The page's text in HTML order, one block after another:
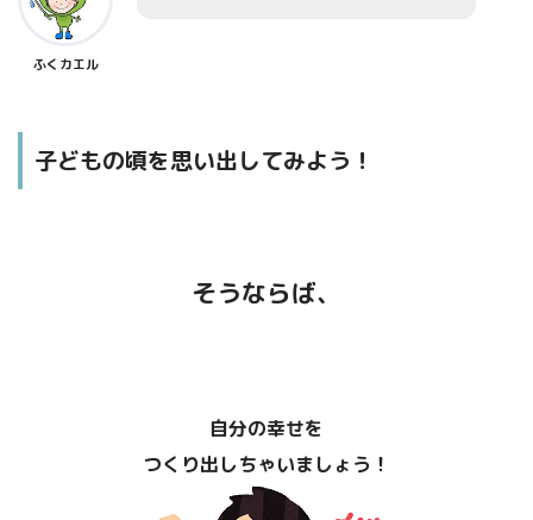
ふくカエル
子どもの頃を思い出してみよう！
そうならば、
自分の幸せを
つくり出しちゃいましょう！